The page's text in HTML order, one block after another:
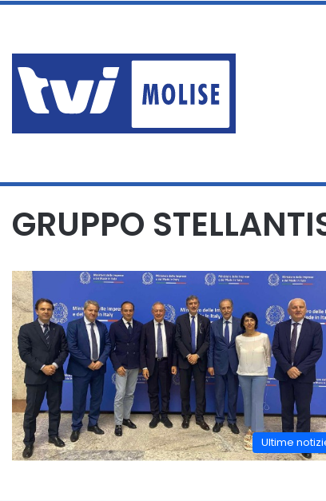
Ultime News ERA AI DOMICILIARI
GRUPPO
Ultime